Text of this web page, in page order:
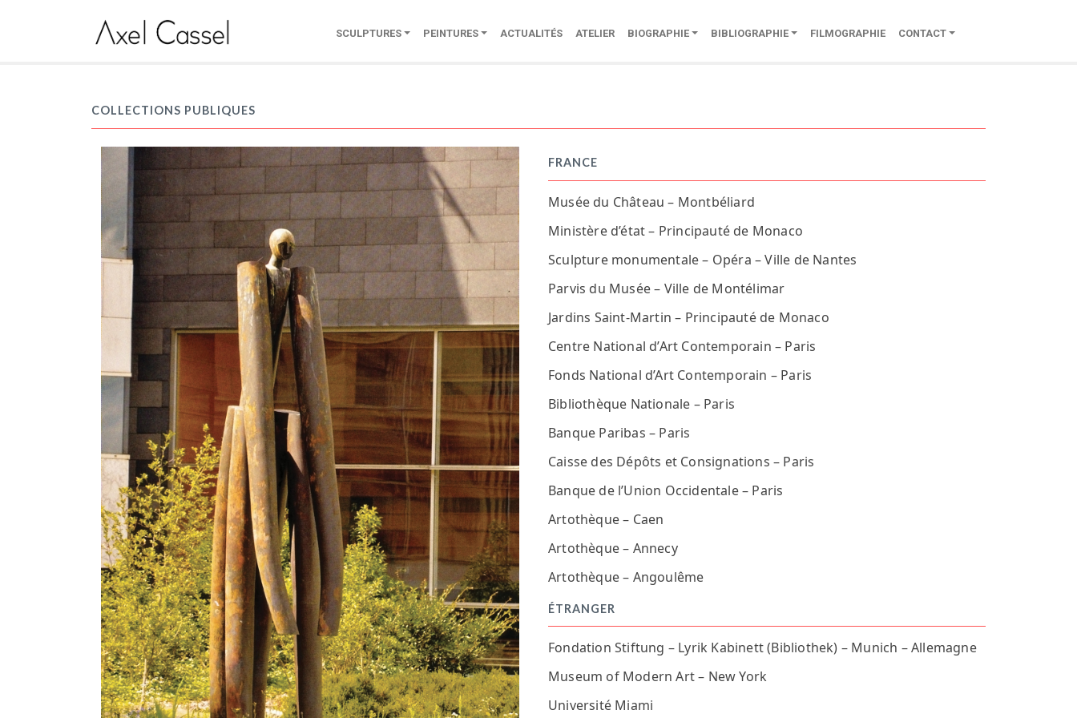
SCULPTURES PEINTURES ACTUALITÉS ATELIER BIOGRAPHIE BIBLIOGRAPHIE FILMOGRAPHIE CONTACT
COLLECTIONS PUBLIQUES
FRANCE
Musée du Château – Montbéliard
Ministère d’état – Principauté de Monaco
Sculpture monumentale – Opéra – Ville de Nantes
Parvis du Musée – Ville de Montélimar
Jardins Saint-Martin – Principauté de Monaco
Centre National d’Art Contemporain – Paris
Fonds National d’Art Contemporain – Paris
Bibliothèque Nationale – Paris
Banque Paribas – Paris
Caisse des Dépôts et Consignations – Paris
Banque de l’Union Occidentale – Paris
Artothèque – Caen
Artothèque – Annecy
Artothèque – Angoulême
ÉTRANGER
Fondation Stiftung – Lyrik Kabinett (Bibliothek) – Munich – Allemagne
Museum of Modern Art – New York
Université Miami